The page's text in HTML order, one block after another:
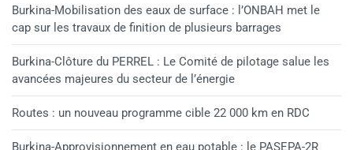
Burkina-Mobilisation des eaux de surface : l’ONBAH met le
cap sur les travaux de finition de plusieurs barrages
Burkina-Clôture du PERREL : Le Comité de pilotage salue les
avancées majeures du secteur de l’énergie
Routes : un nouveau programme cible 22 000 km en RDC
Burkina-Approvisionnement en eau potable : le PASEPA-2R